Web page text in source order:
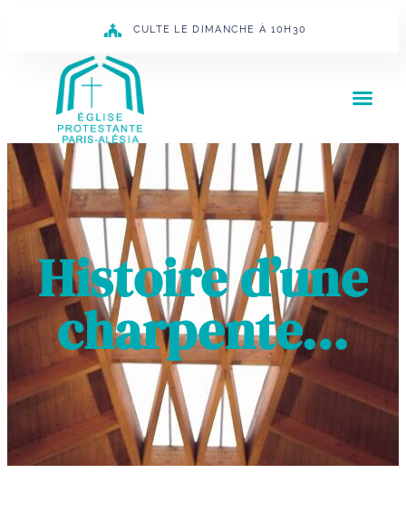
CULTE LE DIMANCHE À 10H30
Histoire d’une
charpente…